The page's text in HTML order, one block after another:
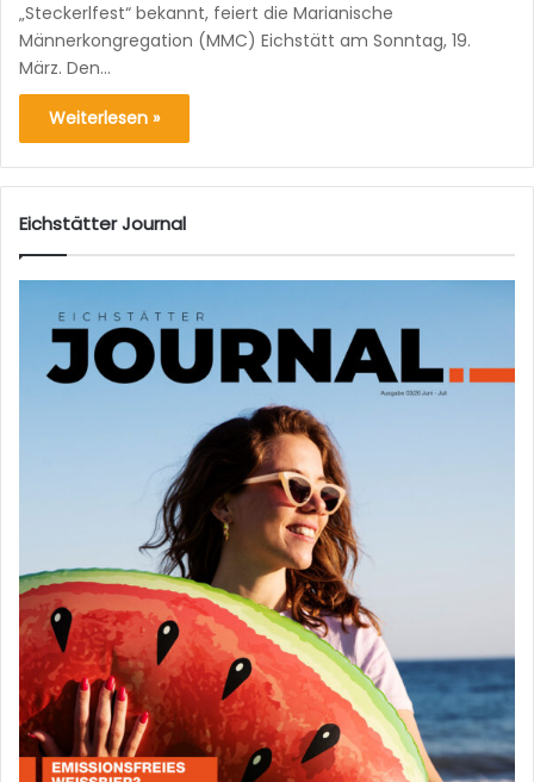
„Steckerlfest“ bekannt, feiert die Marianische
Männerkongregation (MMC) Eichstätt am Sonntag, 19.
März. Den…
Weiterlesen »
Eichstätter Journal